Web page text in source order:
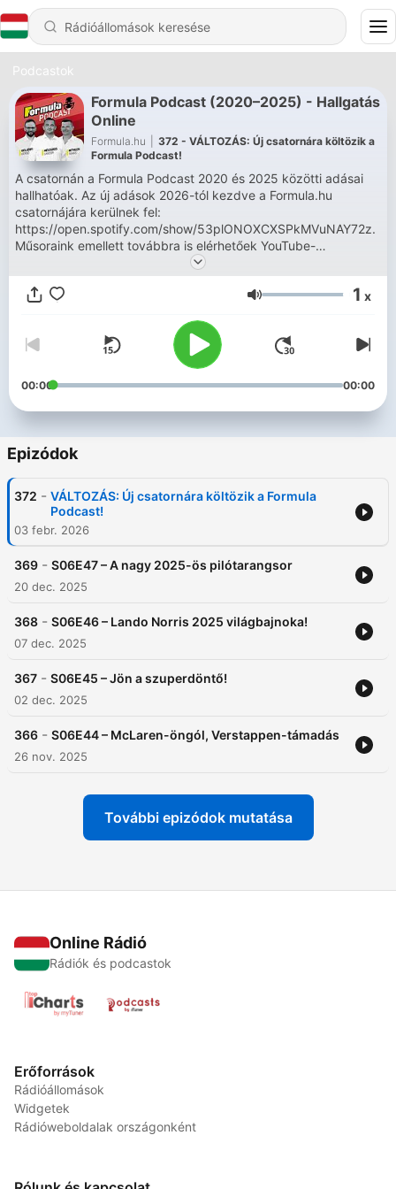
Podcastok
Formula Podcast (2020–2025) - Hallgatás
Online
Formula.hu
372 - VÁLTOZÁS: Új csatornára költözik a
Formula Podcast!
A csatornán a Formula Podcast 2020 és 2025 közötti adásai
hallhatóak. Az új adások 2026-tól kezdve a Formula.hu
csatornájára kerülnek fel:
https://open.spotify.com/show/53plONOXCXSPkMVuNAY72z.
Műsoraink emellett továbbra is elérhetőek YouTube-
csatornánkon: https://www.youtube.com/user/formulamagazin.
Hangerő 1 x
00:00 00:00
Epizódok
372 - VÁLTOZÁS: Új csatornára költözik a Formula
Podcast!
03 febr. 2026
369 - S06E47 – A nagy 2025-ös pilótarangsor
20 dec. 2025
368 - S06E46 – Lando Norris 2025 világbajnoka!
07 dec. 2025
367 - S06E45 – Jön a szuperdöntő!
02 dec. 2025
366 - S06E44 – McLaren-öngól, Verstappen-támadás
26 nov. 2025
További epizódok mutatása
Online Rádió
Rádiók és podcastok
Erőforrások
Rádióállomások
Widgetek
Rádióweboldalak országonként